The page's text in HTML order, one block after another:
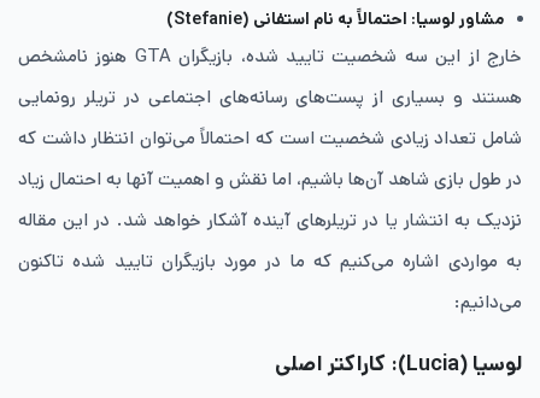
مشاور لوسیا: احتمالاً به نام استفانی (Stefanie)
خارج از این سه شخصیت تایید شده، بازیگران GTA هنوز نامشخص
هستند و بسیاری از پست‌های رسانه‌های اجتماعی در تریلر رونمایی
شامل تعداد زیادی شخصیت‌ است که احتمالاً می‌توان انتظار داشت که
در طول بازی شاهد آن‌ها باشیم، اما نقش و اهمیت آنها به احتمال زیاد
نزدیک به انتشار یا در تریلرهای آینده آشکار خواهد شد. در این مقاله
به مواردی اشاره می‌کنیم که ما در مورد بازیگران تایید شده تاکنون
می‌دانیم:
لوسیا (Lucia): کاراکتر اصلی